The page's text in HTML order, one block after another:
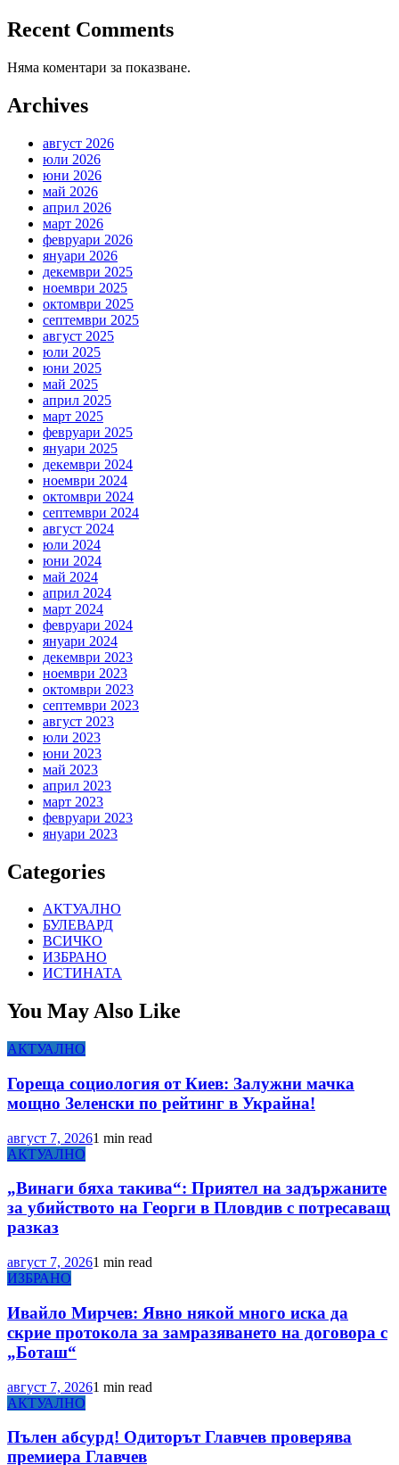
Recent Comments
Няма коментари за показване.
Archives
август 2026
юли 2026
юни 2026
май 2026
април 2026
март 2026
февруари 2026
януари 2026
декември 2025
ноември 2025
октомври 2025
септември 2025
август 2025
юли 2025
юни 2025
май 2025
април 2025
март 2025
февруари 2025
януари 2025
декември 2024
ноември 2024
октомври 2024
септември 2024
август 2024
юли 2024
юни 2024
май 2024
април 2024
март 2024
февруари 2024
януари 2024
декември 2023
ноември 2023
октомври 2023
септември 2023
август 2023
юли 2023
юни 2023
май 2023
април 2023
март 2023
февруари 2023
януари 2023
Categories
АКТУАЛНО
БУЛЕВАРД
ВСИЧКО
ИЗБРАНО
ИСТИНАТА
You May Also Like
АКТУАЛНО
Гореща социология от Киев: Залужни мачка
мощно Зеленски по рейтинг в Украйна!
август 7, 20261 min read
АКТУАЛНО
„Винаги бяха такива“: Приятел на задържаните
за убийството на Георги в Пловдив с потресаващ
разказ
август 7, 20261 min read
ИЗБРАНО
Ивайло Мирчев: Явно някой много иска да
скрие протокола за замразяването на договора с
„Боташ“
август 7, 20261 min read
АКТУАЛНО
Пълен абсурд! Одиторът Главчев проверява
премиера Главчев